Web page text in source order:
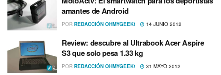
amantes de Android
POR REDACCIÓN OHMYGEEK! 14 JUNIO 2012
Review: descubre al Ultrabook Acer Aspire
S3 que solo pesa 1.33 kg
POR REDACCIÓN OHMYGEEK! 31 MAYO 2012